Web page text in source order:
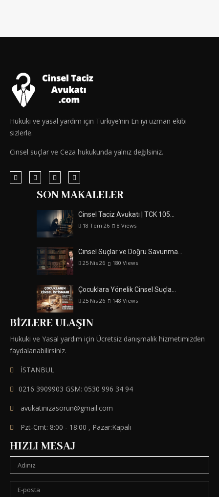
Hukuki ve yasal yardım için Türkiye’nin En iyi uzman ekibi
sizlerle.
Cinsel suçlar ve Ceza hukukunda yalnız değilsiniz.
SON MAKALELER
Cinsel Taciz Avukatı | TCK 105…
18 Tem 26 8 Views
Cinsel Suçlar ve Doğru Savunma…
25 Nis 26 180 Views
Çocuklara Yönelik Cinsel Suçla…
25 Nis 26 148 Views
BIZLERE ULAŞIN
Hukuki ve Yasal yardım için Ücretsiz danışmalık hizmetimizden
faydalanabilirsiniz.
İSTANBUL
0216 3909903 GSM: 0530 996 34 94
avukatinizasorun@gmail.com
Pzt-Cmt: 8:00 - 18:00 , Pazar:Kapalı
HIZLI MESAJ